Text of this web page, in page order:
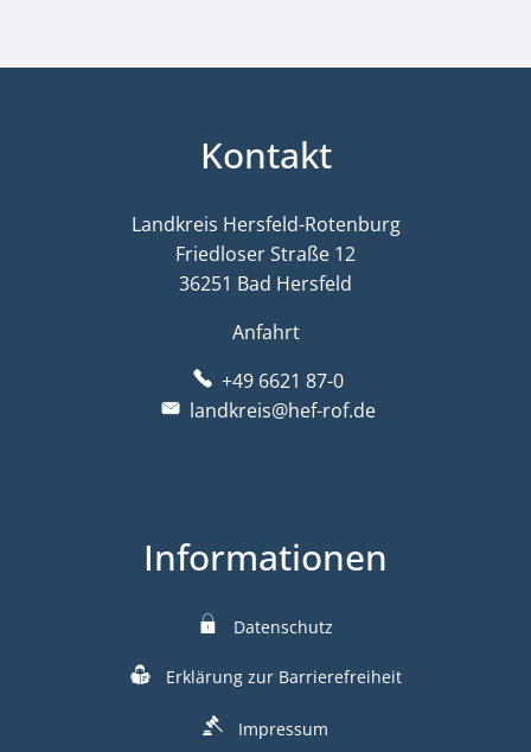
Kontakt
Landkreis Hersfeld-Rotenburg
Friedloser Straße 12
36251 Bad Hersfeld
Anfahrt
+49 6621 87-0
landkreis@hef-rof.de
Informationen
Datenschutz
Erklärung zur Barrierefreiheit
Impressum